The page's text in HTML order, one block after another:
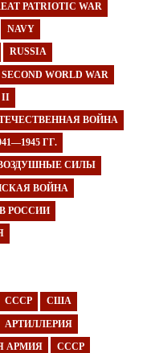
PATRIOTIC WAR
NAVY
RUSSIA
SECOND WORLD WAR
II
ВОЙНА
ГГ.
СИЛЫ
ВОЙНА
РОССИИ
СССР США
АРТИЛЛЕРИЯ
АРМИЯ СССР